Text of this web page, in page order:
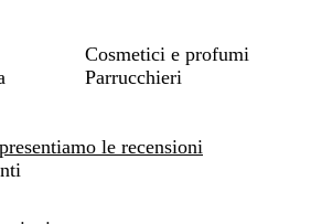
Cosmetici e profumi
Parrucchieri
le recensioni